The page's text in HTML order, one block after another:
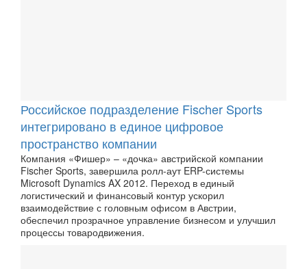
Российское подразделение Fischer Sports
интегрировано в единое цифровое
пространство компании
Компания «Фишер» – «дочка» австрийской компании
Fischer Sports, завершила ролл-аут ERP-системы
Microsoft Dynamics AX 2012. Переход в единый
логистический и финансовый контур ускорил
взаимодействие с головным офисом в Австрии,
обеспечил прозрачное управление бизнесом и улучшил
процессы товародвижения.